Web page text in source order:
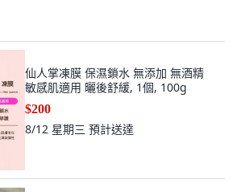
仙人掌凍膜 保濕鎖水 無添加 無酒精
敏感肌適用 曬後舒緩, 1個, 100g
$200
8/12 星期三 預計送達